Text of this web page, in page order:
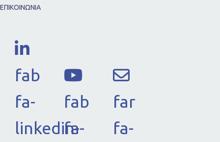
ΕΠΙΚΟΙΝΩΝΙΑ
fab
fa-
linkedin-
fab
fa-
far
fa-